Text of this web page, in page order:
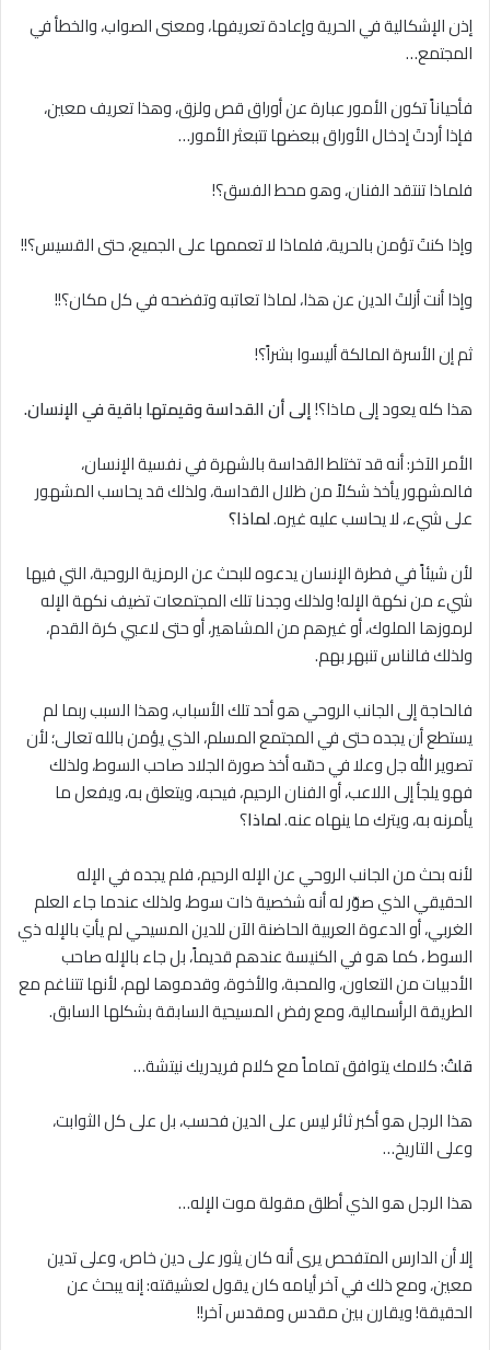
إذن الإشكالية في الحرية وإعادة تعريفها، ومعنى الصواب، والخطأ في
المجتمع…
فأحياناً تكون الأمور عبارة عن أوراق قص ولزق، وهذا تعريف معين،
فإذا أردتَ إدخال الأوراق ببعضها تتبعثر الأمور…
فلماذا تنتقد الفنان، وهو محط الفسق؟!
وإذا كنتَ تؤمن بالحرية، فلماذا لا تعممها على الجميع، حتى القسيس؟!!
وإذا أنت أزلتَ الدين عن هذا، لماذا تعاتبه وتفضحه في كل مكان؟!!
ثم إن الأسرة المالكة أليسوا بشراً؟!
هذا كله يعود إلى ماذا؟!إلى أن القداسة وقيمتها باقية في الإنسان.
الأمر الآخر: أنه قد تختلط القداسة بالشهرة في نفسية الإنسان،
فالمشهور يأخذ شكلاً من ظلال القداسة، ولذلك قد يحاسب المشهور
على شيء، ﻻ يحاسب عليه غيره.لماذا؟
لأن شيئاً في فطرة الإنسان يدعوه للبحث عن الرمزية الروحية، التي فيها
شيء من نكهة الإله! ولذلك وجدنا تلك المجتمعات تضيف نكهة الإله
لرموزها الملوك، أو غيرهم من المشاهير، أو حتى لاعبي كرة القدم،
ولذلك فالناس تنبهر بهم.
فالحاجة إلى الجانب الروحي هو أحد تلك الأسباب، وهذا السبب ربما لم
يستطع أن يجده حتى في المجتمع المسلم، الذي يؤمن بالله تعالى؛ لأن
تصوير الله جل وعلا في حسّه أخذ صورة الجلاد صاحب السوط، ولذلك
فهو يلجأ إلى اللاعب، أو الفنان الرحيم، فيحبه، ويتعلق به، ويفعل ما
يأمرنه به، ويترك ما ينهاه عنه.لماذا؟
لأنه بحث من الجانب الروحي عن الإله الرحيم، فلم يجده في الإله
الحقيقي الذي صوّر له أنه شخصية ذات سوط، ولذلك عندما جاء العلم
الغربي، أو الدعوة العربية الحاضنة الآن للدين المسيحي لم يأتِ بالإله ذي
السوط ، كما هو في الكنيسة عندهم قديماً، بل جاء بالإله صاحب
الأدبيات من التعاون، والمحبة، والأخوة، وقدموها لهم، لأنها تتناغم مع
الطريقة الرأسمالية، ومع رفض المسيحية السابقة بشكلها السابق.
قلتُ: كلامك يتوافق تماماً مع كلام فريدريك نيتشة…
هذا الرجل هو أكبر ثائر ليس على الدين فحسب، بل على كل الثوابت،
وعلى التاريخ…
هذا الرجل هو الذي أطلق مقولة موت الإله…
إلا أن الدارس المتفحص يرى أنه كان يثور على دين خاص، وعلى تدين
معين، ومع ذلك في آخر أيامه كان يقول لعشيقته: إنه يبحث عن
الحقيقة! ويقارن بين مقدس ومقدس آخر!!